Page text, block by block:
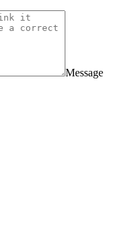
Message